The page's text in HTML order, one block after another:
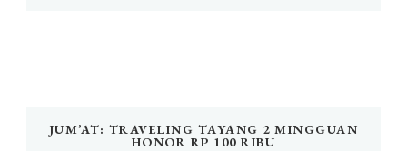
JUM’AT: TRAVELING TAYANG 2 MINGGUAN
HONOR RP 100 RIBU